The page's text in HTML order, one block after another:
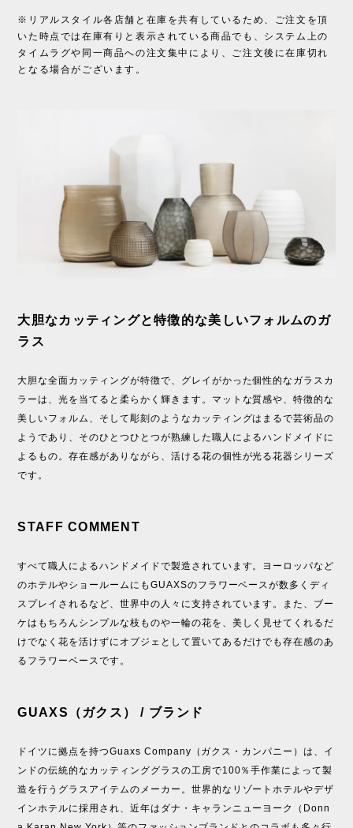
※リアルスタイル各店舗と在庫を共有しているため、ご注文を頂
いた時点では在庫有りと表示されている商品でも、システム上の
タイムラグや同一商品への注文集中により、ご注文後に在庫切れ
となる場合がございます。
大胆なカッティングと特徴的な美しいフォルムのガ
ラス
大胆な全面カッティングが特徴で、グレイがかった個性的なガラスカ
ラーは、光を当てると柔らかく輝きます。マットな質感や、特徴的な
美しいフォルム、そして彫刻のようなカッティングはまるで芸術品の
ようであり、そのひとつひとつが熟練した職人によるハンドメイドに
よるもの。存在感がありながら、活ける花の個性が光る花器シリーズ
です。
STAFF COMMENT
すべて職人によるハンドメイドで製造されています。ヨーロッパなど
のホテルやショールームにもGUAXSのフラワーベースが数多くディ
スプレイされるなど、世界中の人々に支持されています。また、ブー
ケはもちろんシンプルな枝ものや一輪の花を、美しく見せてくれるだ
けでなく花を活けずにオブジェとして置いてあるだけでも存在感のあ
るフラワーベースです。
GUAXS（ガクス） / ブランド
ドイツに拠点を持つGuaxs Company（ガクス・カンパニー）は、イ
ンドの伝統的なカッティンググラスの工房で100％手作業によって製
造を行うグラスアイテムのメーカー。世界的なリゾートホテルやデザ
インホテルに採用され、近年はダナ・キャランニューヨーク（Donn